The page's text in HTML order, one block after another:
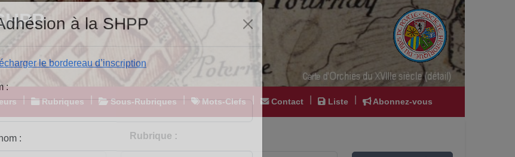
Rubriques Sous-Rubriques Mots-Clefs Contact Liste Abonnez-vous
Rubrique :
Adhésion à la SHPP
le bordereau d’inscription
: